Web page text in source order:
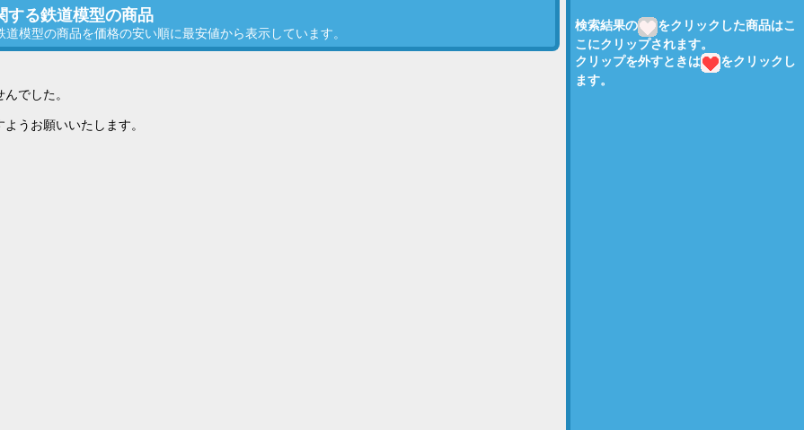
検索結果の
をクリックした商品はこ
こにクリップされます。
クリップを外すときは
をクリックし
ます。
する鉄道模型の商品
道模型の商品を価格の安い順に最安値から表示しています。
でした。
うお願いいたします。